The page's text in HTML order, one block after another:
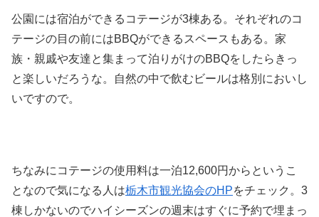
公園には宿泊ができるコテージが3棟ある。それぞれのコ
テージの目の前にはBBQができるスペースもある。家
族・親戚や友達と集まって泊りがけのBBQをしたらきっ
と楽しいだろうな。自然の中で飲むビールは格別においし
いですので。
ちなみにコテージの使用料は一泊12,600円からというこ
となので気になる人は栃木市観光協会のHPをチェック。3
棟しかないのでハイシーズンの週末はすぐに予約で埋まっ